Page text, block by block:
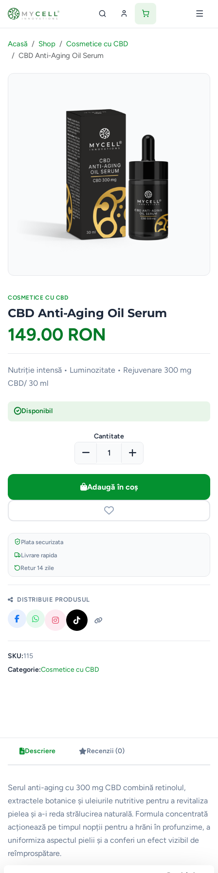
Acasă Shop
Cosmetice cu CBD
CBD Anti-Aging Oil Serum
COSMETICE CU CBD
CBD Anti-Aging Oil Serum
149.00 RON
Nutriție intensă • Luminozitate • Rejuvenare 300 mg
CBD/ 30 ml
Disponibil
Cantitate
Adaugă în coș
Plata securizata
Livrare rapida
Retur 14 zile
DISTRIBUIE PRODUSUL
SKU:115
Categorie:Cosmetice cu CBD
Descriere Recenzii (0)
Serul anti-aging cu 300 mg CBD combină retinolul,
extractele botanice și uleiurile nutritive pentru a revitaliza
pielea și a-i reda strălucirea naturală. Formula concentrată
acționează pe timpul nopții pentru a hrăni în profunzime, a
uniformiza aspectul pielii și a conferi un efect vizibil de
reîmprospătare.